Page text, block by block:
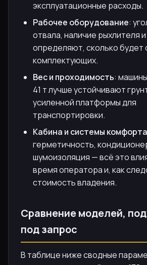
эксплуатационные расходы.
Рабочее оборудование:
отвала, наличие рыхлителя
определяют, сколько будет
комплектующих.
Вес и проходимость:
41 т лучше устойчивают
усиленной платформы для
транспортировки.
Кабина и системы комфорта
герметичность,
шумоизоляция — всё это
время оператора и, как
стоимость владения.
Сравнение моделей,
под запрос
В таблице ниже сводные